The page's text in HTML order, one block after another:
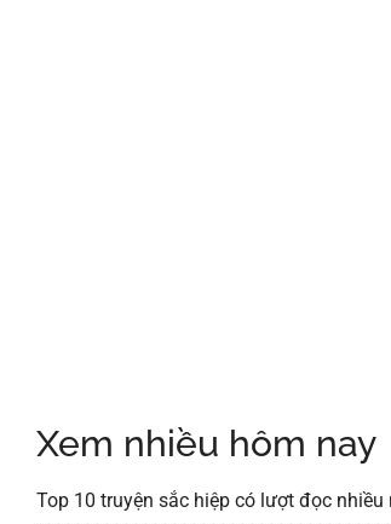
Xem nhiều hôm nay
Top 10 truyện sắc hiệp có lượt đọc nhiều